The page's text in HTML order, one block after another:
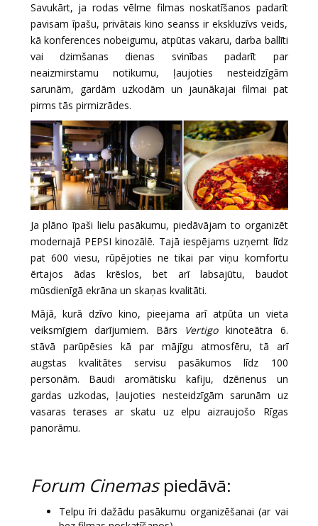
Savukārt, ja rodas vēlme filmas noskatīšanos padarīt
pavisam īpašu, privātais kino seanss ir ekskluzīvs veids,
kā konferences nobeigumu, atpūtas vakaru, darba ballīti
vai dzimšanas dienas svinības padarīt par
neaizmirstamu notikumu, ļaujoties nesteidzīgām
sarunām, gardām uzkodām un jaunākajai filmai pat
pirms tās pirmizrādes.
Ja plāno īpaši lielu pasākumu, piedāvājam to organizēt
modernajā PEPSI kinozālē. Tajā iespējams uzņemt līdz
pat 600 viesu, rūpējoties ne tikai par viņu komfortu
ērtajos ādas krēslos, bet arī labsajūtu, baudot
mūsdienīgā ekrāna un skaņas kvalitāti.
Mājā, kurā dzīvo kino, pieejama arī atpūta un vieta
veiksmīgiem darījumiem. Bārs Vertigokinoteātra 6.
stāvā parūpēsies kā par mājīgu atmosfēru, tā arī
augstas kvalitātes servisu pasākumos līdz 100
personām. Baudi aromātisku kafiju, dzērienus un
gardas uzkodas, ļaujoties nesteidzīgām sarunām uz
vasaras terases ar skatu uz elpu aizraujošo Rīgas
panorāmu.
Forum Cinemaspiedāvā:
Telpu īri dažādu pasākumu organizēšanai (ar vai